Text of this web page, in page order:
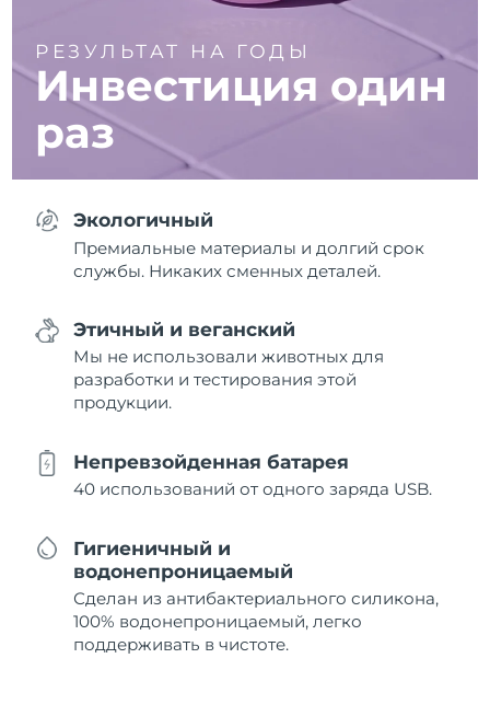
РЕЗУЛЬТАТ НА ГОДЫ
Инвестиция один
раз
Экологичный
Премиальные материалы и долгий срок
службы. Никаких сменных деталей.
Этичный и веганский
Мы не использовали животных для
разработки и тестирования этой
продукции.
Непревзойденная батарея
40 использований от одного заряда USB.
Гигиеничный и
водонепроницаемый
Сделан из антибактериального силикона,
100% водонепроницаемый, легко
поддерживать в чистоте.